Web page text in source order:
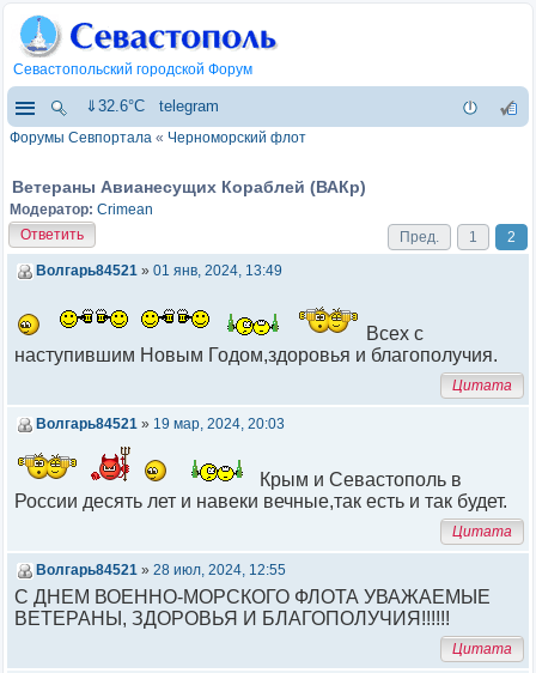
Севастопольский городской Форум
⇓32.6°C telegram
Форумы Севпортала « Черноморский флот
Ветераны Авианесущих Кораблей (ВАКр)
Модератор: Crimean
Ответить
Пред. 1 2
Волгарь84521 » 01 янв, 2024, 13:49
Всех с
наступившим Новым Годом,здоровья и благополучия.
Цитата
Волгарь84521 » 19 мар, 2024, 20:03
Крым и Севастополь в
России десять лет и навеки вечные,так есть и так будет.
Цитата
Волгарь84521 » 28 июл, 2024, 12:55
С ДНЕМ ВОЕННО-МОРСКОГО ФЛОТА УВАЖАЕМЫЕ
ВЕТЕРАНЫ, ЗДОРОВЬЯ И БЛАГОПОЛУЧИЯ!!!!!!
Цитата